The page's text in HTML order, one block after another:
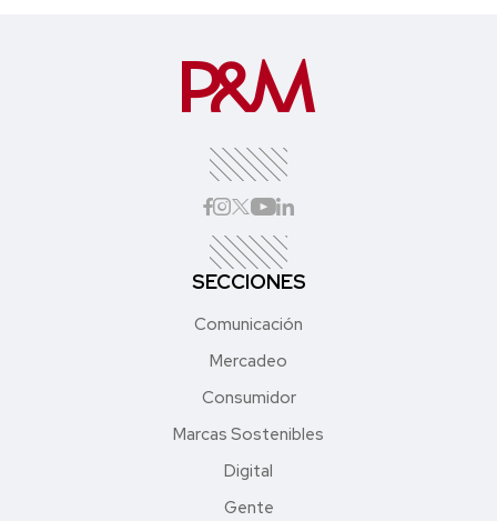
SECCIONES
Comunicación
Mercadeo
Consumidor
Marcas Sostenibles
Digital
Gente